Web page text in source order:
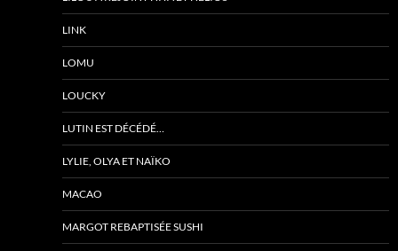
LINK
LOMU
LOUCKY
LUTIN EST DÉCÉDÉ…
LYLIE, OLYA ET NAÏKO
MACAO
MARGOT REBAPTISÉE SUSHI